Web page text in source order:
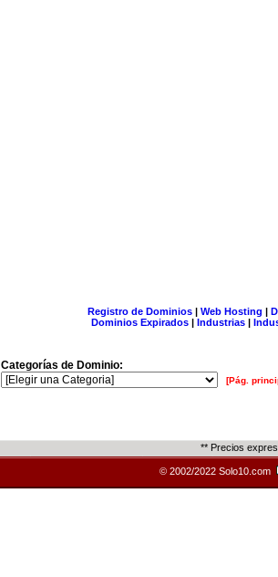
Registro de Dominios| Web Hosting |
Dominios Expirados | Industrias |
Categorías de Dominio:
[Pág.
** Precios
© 2002/2022 Solo10.com